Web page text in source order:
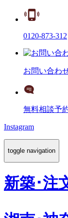
0120-873-312
お問い合わ
無料相談予
Instagram
toggle navigation
新築･注